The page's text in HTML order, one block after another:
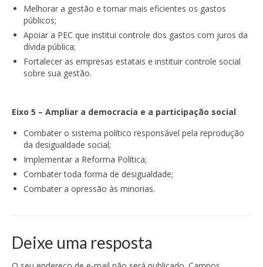
Melhorar a gestão e tornar mais eficientes os gastos
públicos;
Apoiar a PEC que institui controle dos gastos com juros da
dívida pública;
Fortalecer as empresas estatais e instituir controle social
sobre sua gestão.
Eixo 5 – Ampliar a democracia e a participação social
Combater o sistema político responsável pela reprodução
da desigualdade social;
Implementar a Reforma Política;
Combater toda forma de desigualdade;
Combater a opressão às minorias.
Deixe uma resposta